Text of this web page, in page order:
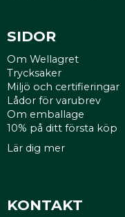
SIDOR
Om Wellagret
Trycksaker
Miljö och certifieringar
Lådor för varubrev
Om emballage
10% på ditt första köp
Lär dig mer
KONTAKT